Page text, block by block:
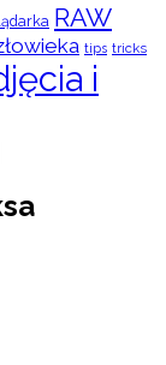
RAW
tips tricks
i